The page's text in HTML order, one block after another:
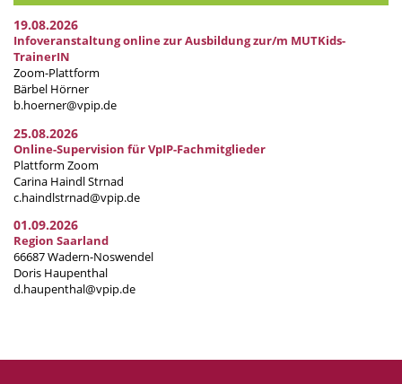
19.08.2026
Infoveranstaltung online zur Ausbildung zur/m MUTKids-
TrainerIN
Zoom-Plattform
Bärbel Hörner
b.hoerner@vpip.de
25.08.2026
Online-Supervision für VpIP-Fachmitglieder
Plattform Zoom
Carina Haindl Strnad
c.haindlstrnad@vpip.de
01.09.2026
Region Saarland
66687 Wadern-Noswendel
Doris Haupenthal
d.haupenthal@vpip.de